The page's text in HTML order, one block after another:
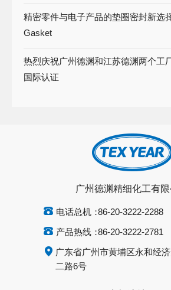
精密零件与电子产品的垫圈密封新选
Gasket
热烈庆祝广州德渊和江苏德渊两个工
国际认证
广州德渊精细化工有限
电话总机：86-20-3222-2288
产品热线：86-20-3222-2781
广东省广州市黄埔区永和经
二路6号